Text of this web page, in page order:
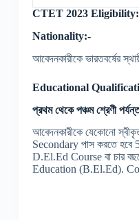
CTET 2023
Nationality:-
আবেদনকারীকে ভারতবর্ষের
Educational
প্রথম থেকে পঞ্চম শ্রেণী
আবেদনকারীকে যেকোনো
Secondary পাস করতে হবে
D.El.Ed Course বা চার
Education (B.El.Ed).